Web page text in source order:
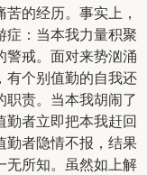
的经历。事实上，
症：当本我力量积聚
警戒。面对来势汹涌
有个别值勤的自我还
职责。当本我胡闹了
勤者立即把本我赶回
勤者隐情不报，结果
无所知。虽然如上解